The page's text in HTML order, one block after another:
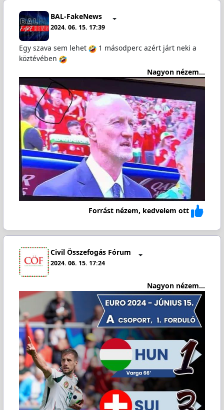
BAL-FakeNews
2024. 06. 15. 17:39
Egy szava sem lehet
1 másodperc azért járt neki a
köztévében
Nagyon nézem...
Forrást nézem, kedvelem ott
Civil Összefogás Fórum
2024. 06. 15. 17:24
Nagyon nézem...